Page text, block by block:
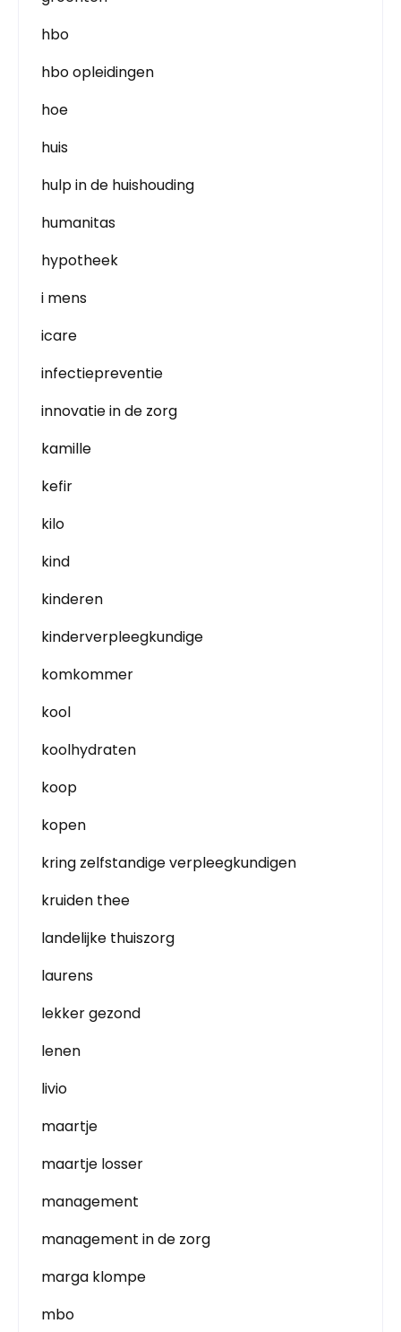
hbo
hbo opleidingen
hoe
huis
hulp in de huishouding
humanitas
hypotheek
i mens
icare
infectiepreventie
innovatie in de zorg
kamille
kefir
kilo
kind
kinderen
kinderverpleegkundige
komkommer
kool
koolhydraten
koop
kopen
kring zelfstandige verpleegkundigen
kruiden thee
landelijke thuiszorg
laurens
lekker gezond
lenen
livio
maartje
maartje losser
management
management in de zorg
marga klompe
mbo